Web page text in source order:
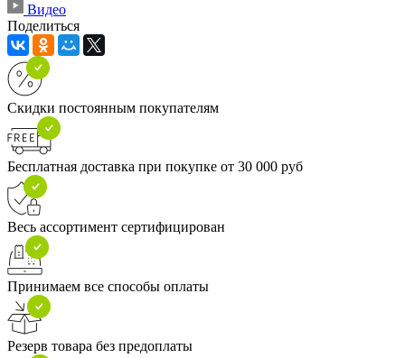
Видео
Поделиться
Скидки постоянным покупателям
Бесплатная доставка при покупке от 30 000 руб
Весь ассортимент сертифицирован
Принимаем все способы оплаты
Резерв товара без предоплаты